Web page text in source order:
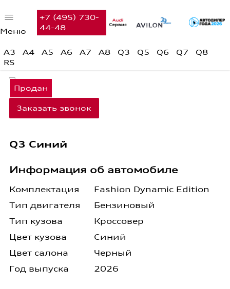
Меню
+7 (495) 730-
44-48
A3 A4 A5 A6 A7 A8 Q3 Q5 Q6 Q7
Q8
RS
Предложения недели
Финансовые услуги
Поиск
Заказать звонок
Q3 Синий
Информация об автомобиле
Комплектация
Fashion Dynamic Edition
Тип двигателя
Бензиновый
Тип кузова
Кроссовер
Цвет кузова
Синий
Цвет салона
Черный
Год выпуска
2026